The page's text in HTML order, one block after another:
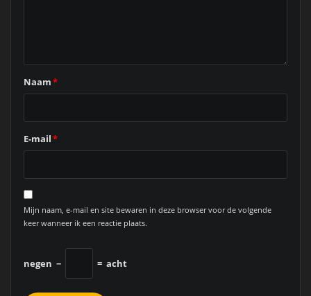
Naam*
E-mail*
Mijn naam, e-mail en site bewaren in deze browser voor de volgende
keer wanneer ik een reactie plaats.
negen − = acht